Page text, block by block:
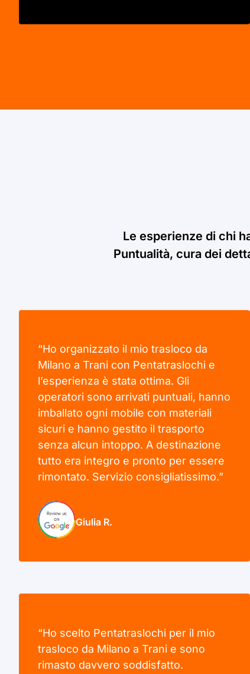
Le esperienze di chi
Puntualità, cura dei
“Ho organizzato il mio trasloco da
Milano a Trani con Pentatraslochi e
l’esperienza è stata ottima. Gli
operatori sono arrivati puntuali, hanno
imballato ogni mobile con materiali
sicuri e hanno gestito il trasporto
senza alcun intoppo. A destinazione
tutto era integro e pronto per essere
rimontato. Servizio consigliatissimo.”
Giulia R.
“Ho scelto Pentatraslochi per il mio
trasloco da Milano a Trani e sono
rimasto davvero soddisfatto.